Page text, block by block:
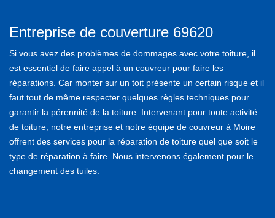
Entreprise de couverture 69620
Si vous avez des problèmes de dommages avec votre toiture, il
est essentiel de faire appel à un couvreur pour faire les
réparations. Car monter sur un toit présente un certain risque et il
faut tout de même respecter quelques règles techniques pour
garantir la pérennité de la toiture. Intervenant pour toute activité
de toiture, notre entreprise et notre équipe de couvreur à Moire
offrent des services pour la réparation de toiture quel que soit le
type de réparation à faire. Nous intervenons également pour le
changement des tuiles.